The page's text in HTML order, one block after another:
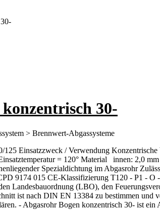
30-
> Brennwert-Abgassysteme
Einsatzzweck / Verwendung
= 120° Material innen: 2,0
Spezialdichtung im Abgasrohr
9174 015 CE-Klassifizierung T120 - P1 -
Landesbauordnung (LBO), den
ist nach DIN EN 13384 zu bestimmen und
- Abgasrohr Bogen konzentrisch 30- ist